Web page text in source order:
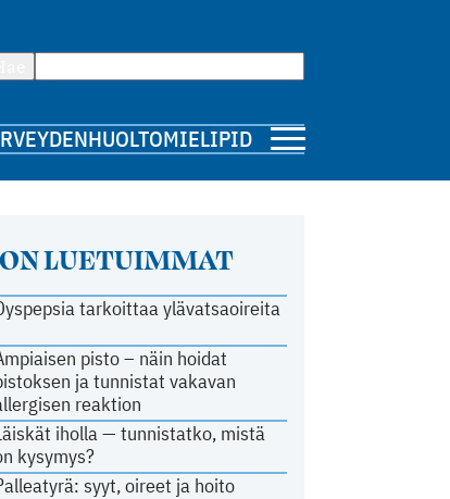
MIELIPIDE
LUETUIMMAT
tarkoittaa ylävatsaoireita
pisto – näin hoidat
ja tunnistat vakavan
reaktion
iholla — tunnistatko, mistä
kysymys?
syyt, oireet ja hoito